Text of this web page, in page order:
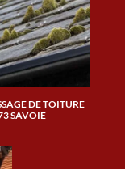
DE TOITURE
SAVOIE